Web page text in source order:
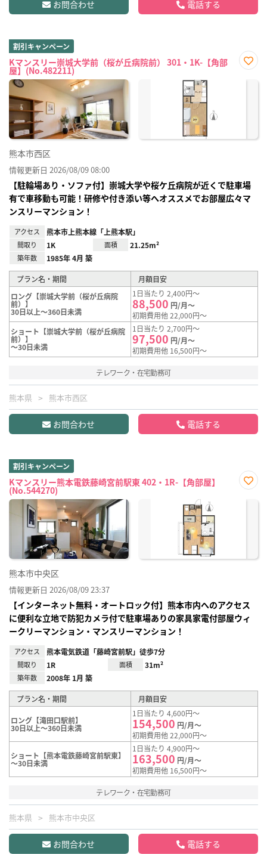
お問合わせ 電話する
割引キャンペーン
Kマンスリー崇城大学前（桜が丘病院前） 301・1K-【角部
屋】(No.482211)
に入
熊本市西区
情報更新日 2026/08/09 08:00
【駐輪場あり・ソファ付】崇城大学や桜ケ丘病院が近くで駐車場
有で車移動も可能！研修や付き添い等へオススメでお部屋広々マ
ンスリーマンション！
アクセス 熊本市上熊本線「上熊本駅」
間取り 1K 面積 21.25m²
築年数 1985年 4月 築
プラン名・期間
月額目安
ロング【崇城大学前（桜が丘病院
前）】
30日以上～360日未満
1日当たり 2,400円～
88,500 円/月～
初期費用他 22,000円～
ショート【崇城大学前（桜が丘病院
前）】
～30日未満
1日当たり 2,700円～
97,500 円/月～
初期費用他 16,500円～
テレワーク・在宅勤務可
熊本県 熊本市西区
お問合わせ 電話する
割引キャンペーン
Kマンスリー熊本電鉄藤崎宮前駅東 402・1R-【角部屋】
(No.544270)
に入
熊本市中央区
情報更新日 2026/08/09 23:37
【インターネット無料・オートロック付】熊本市内へのアクセス
に便利な立地で防犯カメラ付で駐車場ありの家具家電付部屋ウィ
ークリーマンション・マンスリーマンション！
アクセス 熊本電気鉄道「藤崎宮前駅」徒歩7分
間取り 1R 面積 31m²
築年数 2008年 1月 築
プラン名・期間 月額目安
ロング【滝田口駅前】
30日以上～360日未満
1日当たり 4,600円～
154,500 円/月～
初期費用他 22,000円～
ショート【熊本電鉄藤崎宮前駅東】
～30日未満
1日当たり 4,900円～
163,500 円/月～
初期費用他 16,500円～
テレワーク・在宅勤務可
熊本県 熊本市中央区
お問合わせ 電話する